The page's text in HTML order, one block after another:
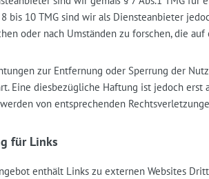
8 bis 10 TMG sind wir als Diensteanbieter
oder nach Umständen zu forschen, die
zur Entfernung oder Sperrung der
Eine diesbezügliche Haftung ist jedoch
von entsprechenden
für Links
enthält Links zu externen Websites